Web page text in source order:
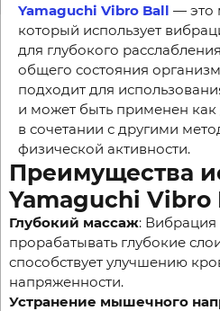
Yamaguchi Vibro Ball — это
который использует
для глубокого
общего состояния
подходит для
и может быть применен как
в сочетании с другими
физической активности.
Преимущества
Yamaguchi Vibro
Глубокий массаж:
прорабатывать глубокие
способствует улучшению
напряженности.
Устранение мышечного